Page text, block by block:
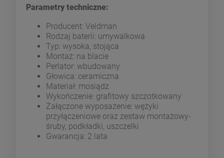
Parametry techniczne:
Producent: Veldman
Rodzaj baterii: umywalkowa
Typ: wysoka, stojąca
Montaż: na blacie
Perlator: wbudowany
Głowica: ceramiczna
Materiał: mosiądz
Wykończenie: grafitowy szczotkowany
Załączone wyposażenie: wężyki
przyłączeniowe oraz zestaw montażowy-
śruby, podkładki, uszczelki
Gwarancja: 2 lata